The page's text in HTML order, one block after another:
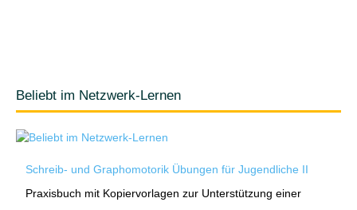
Beliebt im Netzwerk-Lernen
Schreib- und Graphomotorik Übungen für Jugendliche II
Praxisbuch mit Kopiervorlagen zur Unterstützung einer